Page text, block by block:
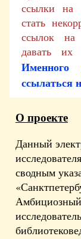
ссылки на
стать
ссылок на
давать их
Именного
ссылаться
О проекте
Данный
сводным